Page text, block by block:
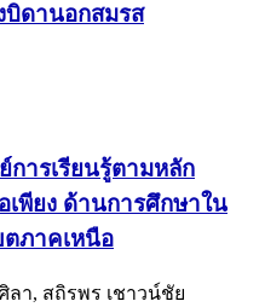
ดานอกสมรส
ารเรียนรู้ตามหลัก
พียง ด้านการศึกษาใน
ตภาคเหนือ
ลา, สถิรพร เชาวน์ชัย